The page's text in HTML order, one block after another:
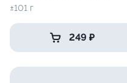
±101 г
249 ₽